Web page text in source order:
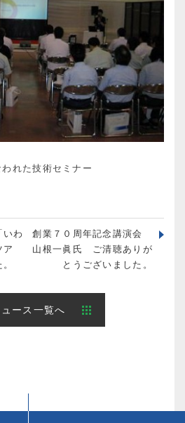
れた技術セミナー
わ
ア
創業７０周年記念講演会
山根一眞氏 ご清聴ありが
とうございました。
ース一覧へ